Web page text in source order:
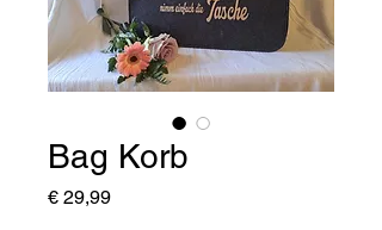
Bag Korb
€ 29,99Preis